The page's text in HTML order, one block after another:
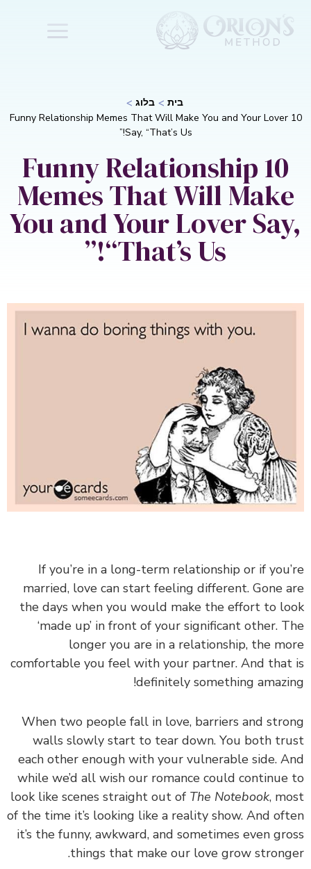
בית
בלוג
10 Funny Relationship Memes That Will Make You and Your Lover
Say, “That’s Us!”
10 Funny Relationship
Memes That Will Make
You and Your Lover Say,
“That’s Us!”
If you’re in a long-term relationship or if you’re
married, love can start feeling different. Gone are
the days when you would make the effort to look
‘made up’ in front of your significant other. The
longer you are in a relationship, the more
comfortable you feel with your partner. And that is
definitely something amazing!
When two people fall in love, barriers and strong
walls slowly start to tear down. You both trust
each other enough with your vulnerable side. And
while we’d all wish our romance could continue to
look like scenes straight out ofThe Notebook , most
of the time it’s looking like a reality show. And often
it’s the funny, awkward, and sometimes even gross
things that make our love grow stronger.